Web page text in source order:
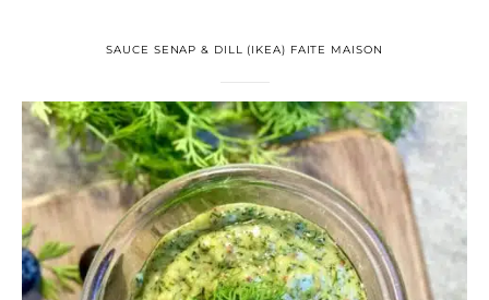
SAUCE SENAP & DILL (IKEA) FAITE MAISON